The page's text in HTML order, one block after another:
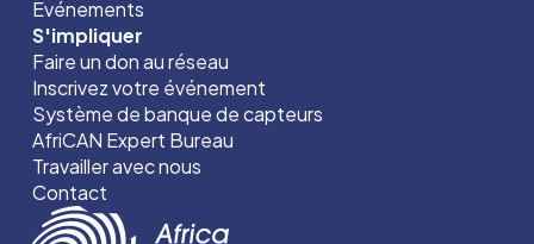
Evénements
S'impliquer
Faire un don au réseau
Inscrivez votre événement
Système de banque de capteurs
AfriCAN Expert Bureau
Travailler avec nous
Contact